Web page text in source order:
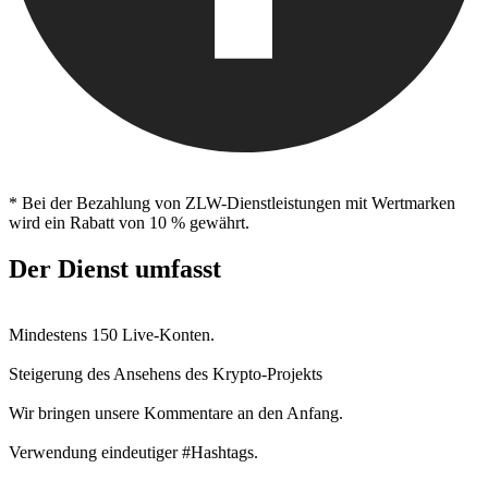
* Bei der Bezahlung von ZLW-Dienstleistungen mit Wertmarken
wird ein Rabatt von 10 % gewährt.
Der Dienst umfasst
Mindestens 150 Live-Konten.
Steigerung des Ansehens des Krypto-Projekts
Wir bringen unsere Kommentare an den Anfang.
Verwendung eindeutiger #Hashtags.